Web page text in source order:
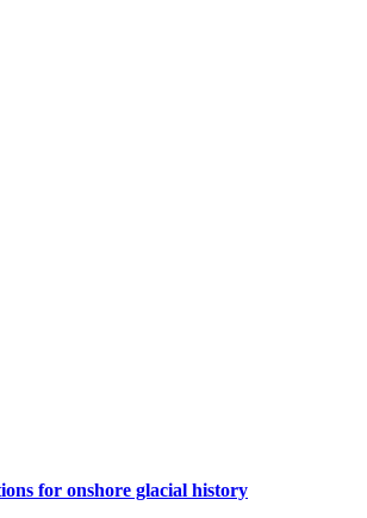
for onshore glacial history